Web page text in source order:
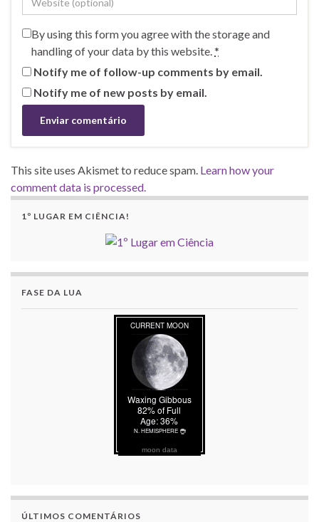
By using this form you agree with the storage and
handling of your data by this website. *
Notify me of follow-up comments by email.
Notify me of new posts by email.
This site uses Akismet to reduce spam. Learn how your
comment data is processed.
1º LUGAR EM CIÊNCIA!
FASE DA LUA
moon data
ÚLTIMOS COMENTÁRIOS